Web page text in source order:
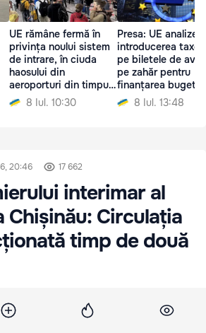
UE rămâne fermă în
privința noului sistem
de intrare, în ciuda
haosului din
aeroporturi din timpul
verii8 Iul. 10:30
Presa: UE
introducerea
pe biletele de
pe zahăr pentru
finanțarea
8 Iul. 13:48
20:46 17 662
interimar al
Chișinău: Circulația
timp de două
iar drumurile vor fi închise timp